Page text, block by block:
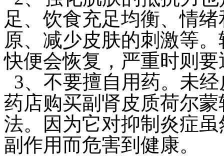
足、饮食充足均衡、情
原、减少皮肤的刺激等
快便会恢复，严重时则
3、不要擅自用药。未
药店购买副肾皮质荷尔
法。因为它对抑制炎症
副作用而危害到健康。